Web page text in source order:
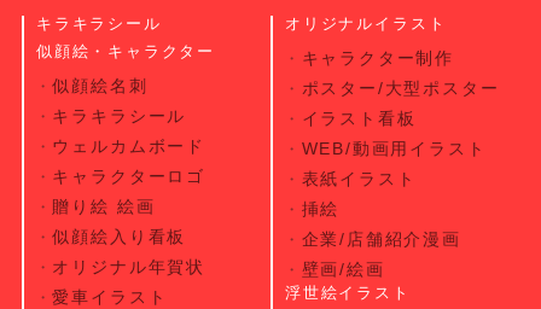
キラキラシール
似顔絵・キャラクター
似顔絵名刺
キラキラシール
ウェルカムボード
キャラクターロゴ
贈り絵 絵画
似顔絵入り看板
オリジナル年賀状
愛車イラスト
オリジナルイラスト
キャラクター制作
ポスター/大型ポスター
イラスト看板
WEB/動画用イラスト
表紙イラスト
挿絵
企業/店舗紹介漫画
壁画/絵画
浮世絵イラスト